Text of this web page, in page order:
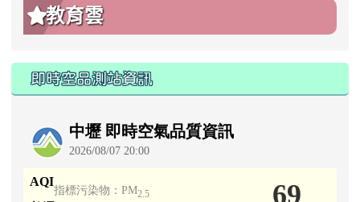
教育雲
即時空品測站資訊